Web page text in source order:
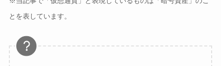
とを表しています。